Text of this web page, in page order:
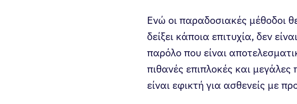
Ενώ οι παραδοσιακές μέθοδοι
δείξει κάποια επιτυχία, δεν
παρόλο που είναι
πιθανές επιπλοκές και
είναι εφικτή για ασθενείς με